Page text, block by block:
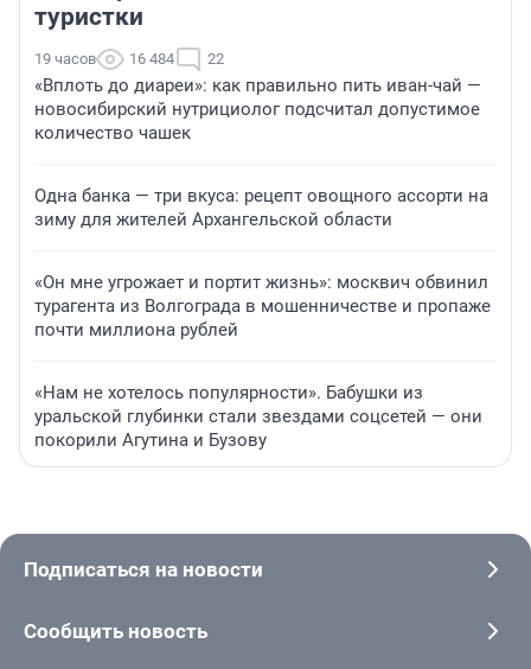
туристки
19 часов 16 484 22
«Вплоть до диареи»: как правильно пить иван-чай —
новосибирский нутрициолог подсчитал допустимое
количество чашек
Одна банка — три вкуса: рецепт овощного ассорти на
зиму для жителей Архангельской области
«Он мне угрожает и портит жизнь»: москвич обвинил
турагента из Волгограда в мошенничестве и пропаже
почти миллиона рублей
«Нам не хотелось популярности». Бабушки из
уральской глубинки стали звездами соцсетей — они
покорили Агутина и Бузову
Подписаться на новости
Сообщить новость